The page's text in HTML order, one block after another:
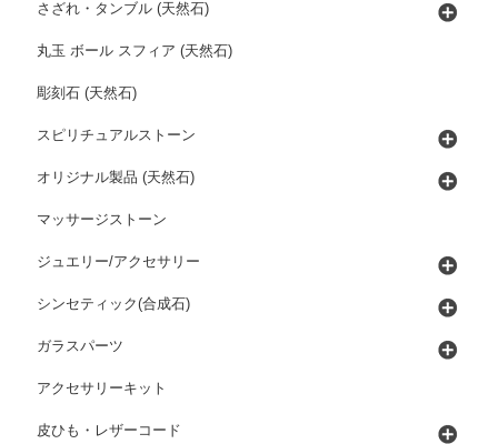
さざれ・タンブル (天然石)
丸玉 ボール スフィア (天然石)
彫刻石 (天然石)
スピリチュアルストーン
オリジナル製品 (天然石)
マッサージストーン
ジュエリー/アクセサリー
シンセティック(合成石)
ガラスパーツ
アクセサリーキット
皮ひも・レザーコード